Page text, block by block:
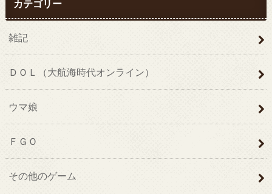
カテゴリー
雑記
ＤＯＬ（大航海時代オンライン）
ウマ娘
ＦＧＯ
その他のゲーム